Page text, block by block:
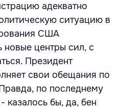
адекватно
ситуацию в
США
новые центры сил, с
Президент
свои обещания по
по последнему
казалось бы, да, бен